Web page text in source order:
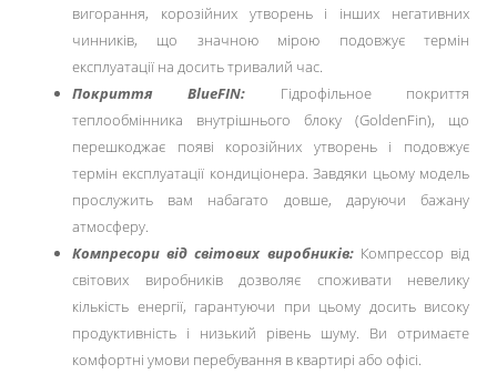
вигорання, корозійних утворень і інших негативних
чинників, що значною мірою подовжує термін
експлуатації на досить тривалий час.
Покриття BlueFIN: Гідрофільное покриття
теплообмінника внутрішнього блоку (GoldenFin), що
перешкоджає появі корозійних утворень і подовжує
термін експлуатації кондиціонера. Завдяки цьому модель
прослужить вам набагато довше, даруючи бажану
атмосферу.
Компресори від світових виробників:Компрессор від
світових виробників дозволяє споживати невелику
кількість енергії, гарантуючи при цьому досить високу
продуктивність і низький рівень шуму. Ви отримаєте
комфортні умови перебування в квартирі або офісі.